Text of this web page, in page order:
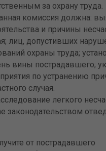
за охрану труда.
комиссия должна:
и причины
лиц, допустивших
охраны труда;
вины пострадавшего;
по устранению
случая.
легкого
законодательством
от пострадавшего